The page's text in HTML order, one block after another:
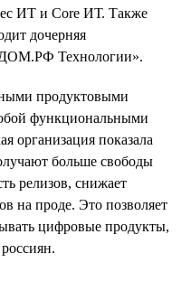
ИТ и Core ИТ. Также
дочерняя
Технологии».
продуктовыми
функциональными
организация показала
больше свободы
релизов, снижает
на проде. Это позволяет
цифровые продукты,